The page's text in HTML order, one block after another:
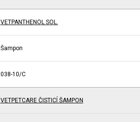
VETPANTHENOL SOL.
Šampon
038-10/C
VETPETCARE ČISTICÍ ŠAMPON